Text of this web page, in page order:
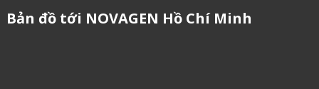
Bản đồ tới NOVAGEN Hồ Chí Minh